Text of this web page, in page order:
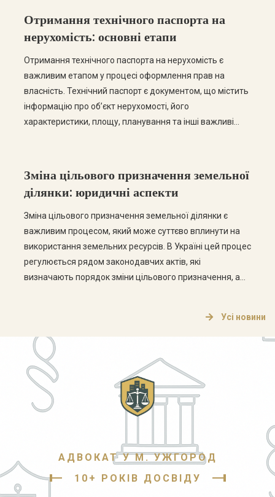
Отримання технічного паспорта на
нерухомість: основні етапи
Отримання технічного паспорта на нерухомість є
важливим етапом у процесі оформлення прав на
власність. Технічний паспорт є документом, що містить
інформацію про об’єкт нерухомості, його
характеристики, площу, планування та інші важливі
технічного паспорта […]
Зміна цільового призначення земельної
ділянки: юридичні аспекти
Зміна цільового призначення земельної ділянки є
важливим процесом, який може суттєво вплинути на
використання земельних ресурсів. В Україні цей процес
регулюється рядом законодавчих актів, які
визначають порядок зміни цільового призначення, а
Цільове призначення земельної ділянки визначає, для
яких цілей може використовуватися земельна […]
Усі новини
АДВОКАТ У М. УЖГОРОД
10+ РОКІВ ДОСВІДУ